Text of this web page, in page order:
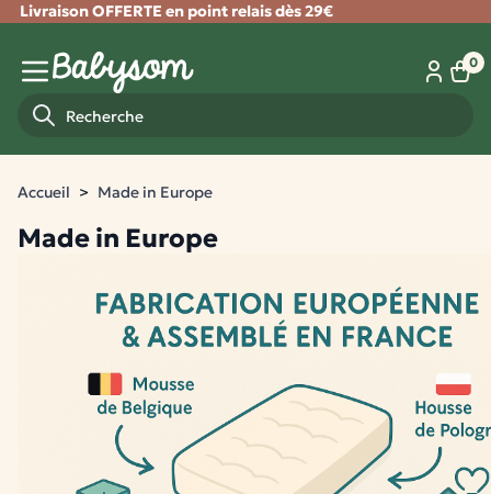
Livraison OFFERTE en point relais dès 29€
Fermer
Menu mobile
0
Accueil Made in Europe
Made in Europe